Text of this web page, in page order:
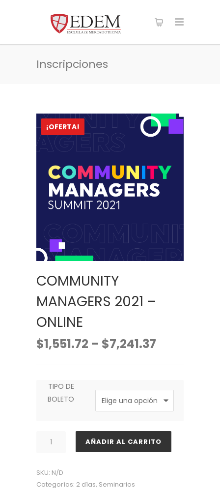
Inscripciones
¡OFERTA!
COMMUNITY
MANAGERS 2021 –
ONLINE
$1,551.72 – $7,241.37
TIPO DE
BOLETO
COMMUNITY
-
ONLINE
AÑADIR AL CARRITO
SKU: N/D
Categorías: 2 días, Seminarios